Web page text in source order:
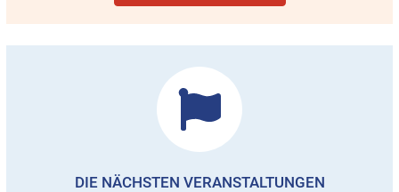
DIE NÄCHSTEN VERANSTALTUNGEN